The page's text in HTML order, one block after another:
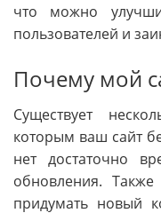
что можно
пользователей и
Почему мой
Существует
которым ваш сайт
нет достаточно
обновления.
придумать новый